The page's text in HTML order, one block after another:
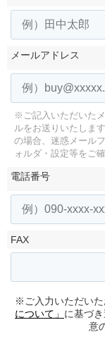
メールアドレス
※ご記入いただいた
ルをお送りいたします
の場合、迷惑メール
ォルダ・設定等をご
電話番号
FAX
※ご入力いただいた
について」 に基づ
意